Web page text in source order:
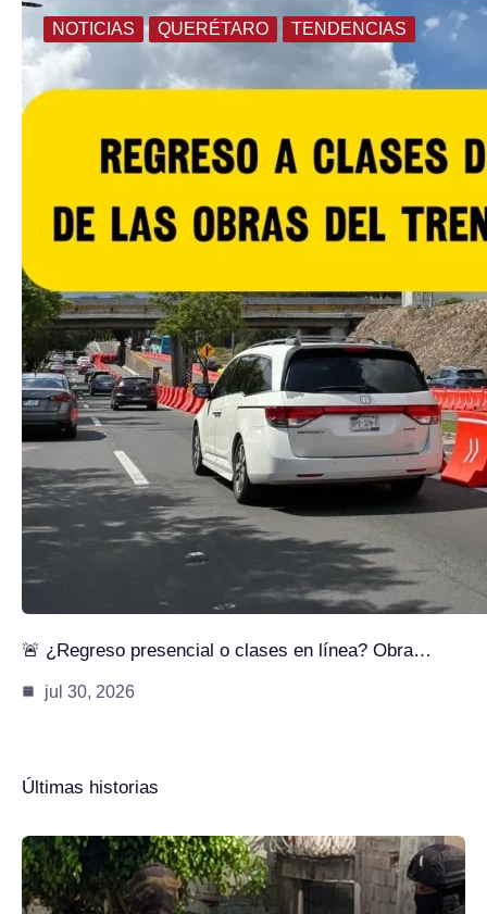
NOTICIAS QUERÉTARO TENDENCIAS
🚨 ¿Regreso presencial o clases en línea? Obra…
jul 30, 2026
Últimas historias